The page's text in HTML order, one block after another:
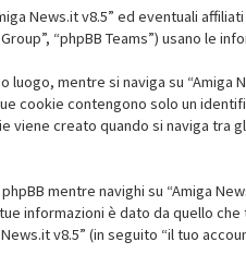
News.it v8.5” ed eventuali
“phpBB Teams”) usano
luogo, mentre si naviga su
cookie contengono solo un
viene creato quando si naviga tra
mentre navighi su “Amiga
informazioni è dato da quello
v8.5” (in seguito “il tuo